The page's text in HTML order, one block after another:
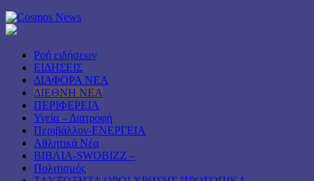
Ροή ειδήσεων
ΕΙΔΗΣΕΙΣ
ΔΙΑΦΟΡΑ ΝΕΑ
ΔΙΕΘΝΗ ΝΕΑ
ΠΕΡΙΦΕΡΕΙΑ
Υγεία – Διατροφή
Περιβάλλον-ΕΝΕΡΓΕΙΑ
Αθλητικά Νέα
ΒΙΒΛΙΑ-SWOBIZZ –
Πολιτισμός